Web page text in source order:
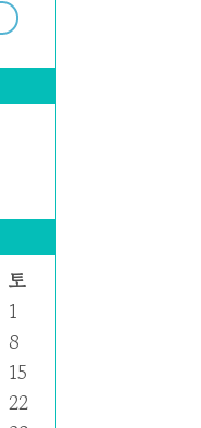
토
1
8
15
22